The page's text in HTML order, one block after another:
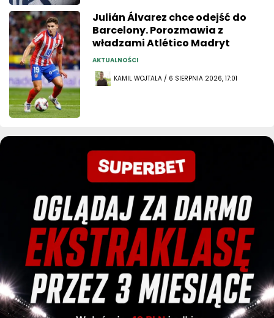
Julián Álvarez chce odejść do
Barcelony. Porozmawia z
władzami Atlético Madryt
AKTUALNOŚCI
KAMIL WOJTALA / 6 SIERPNIA 2026, 17:01